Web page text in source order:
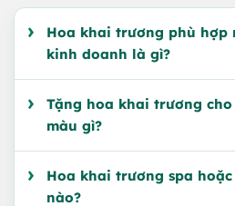
Hoa khai trương phù hợp
kinh doanh là gì?
Tặng hoa khai trương
màu gì?
Hoa khai trương spa
nào?